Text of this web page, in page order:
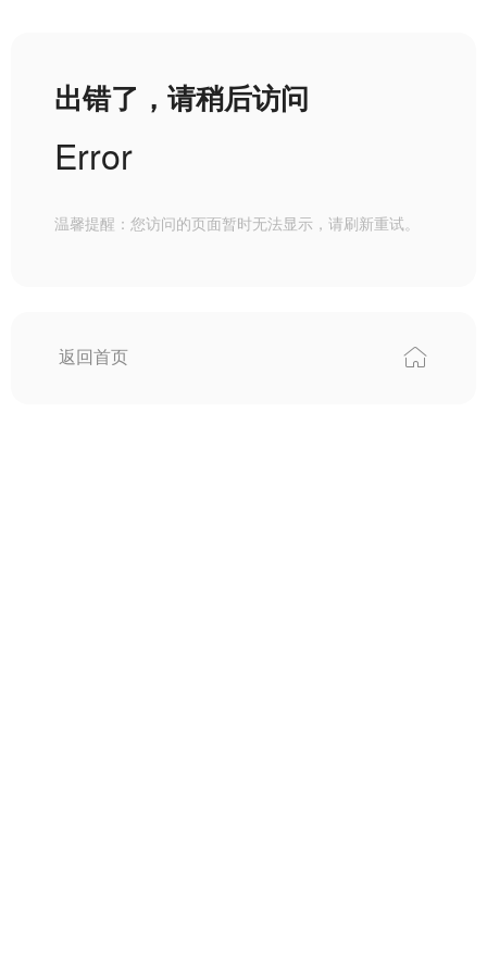
出错了，请稍后访问
Error
温馨提醒：您访问的页面暂时无法显示，请刷新重试。
返回首页